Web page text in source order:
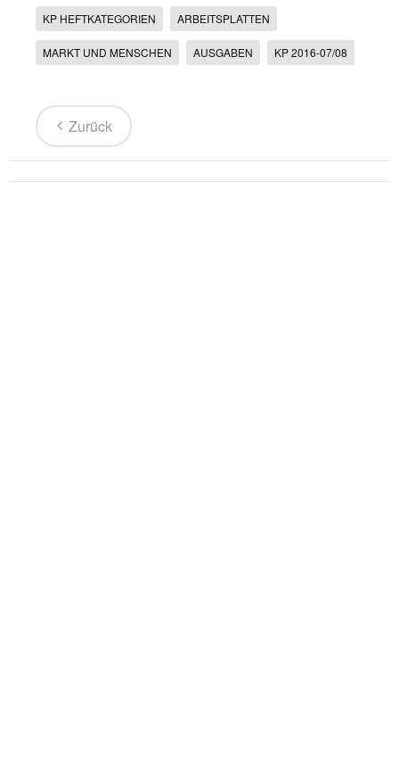
KP HEFTKATEGORIEN ARBEITSPLATTEN
MARKT UND MENSCHEN AUSGABEN KP 2016-07/08
Zurück